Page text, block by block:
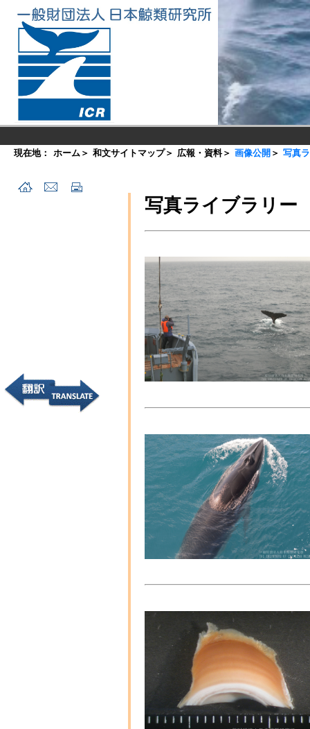
現在地： ホーム ＞ 和文サイトマップ＞ 広報・資料＞ 画像公開 ＞ 写真
写真ライブラリー